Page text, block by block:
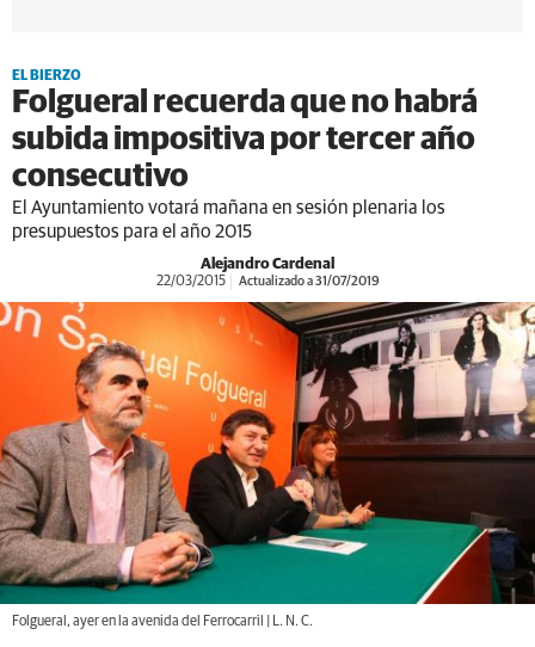
EL BIERZO
Folgueral recuerda que no habrá
subida impositiva por tercer año
consecutivo
El Ayuntamiento votará mañana en sesión plenaria los
presupuestos para el año 2015
Alejandro Cardenal
22/03/2015 Actualizado a 31/07/2019
Folgueral, ayer en la avenida del Ferrocarril | L. N. C.